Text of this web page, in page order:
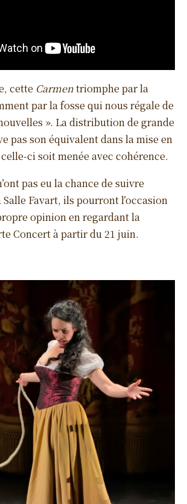
cette Carmentriomphe par la
par la fosse qui nous régale de
». La distribution de grande
pas son équivalent dans la mise en
ci soit menée avec cohérence.
pas eu la chance de suivre
Salle Favart, ils pourront l’occasion
opinion en regardant la
Concert à partir du 21 juin.